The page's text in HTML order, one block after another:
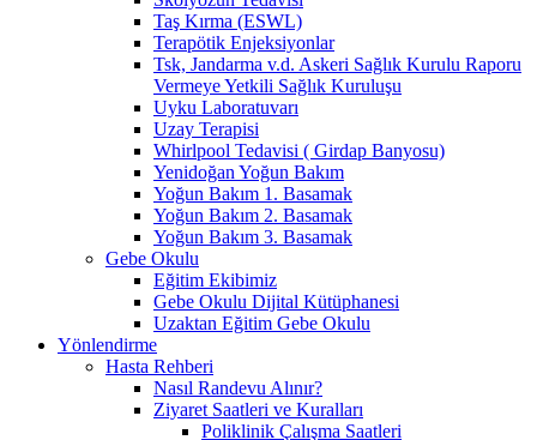
Taş Kırma (ESWL)
Terapötik Enjeksiyonlar
Tsk, Jandarma v.d. Askeri Sağlık Kurulu Raporu
Vermeye Yetkili Sağlık Kuruluşu
Uyku Laboratuvarı
Uzay Terapisi
Whirlpool Tedavisi ( Girdap Banyosu)
Yenidoğan Yoğun Bakım
Yoğun Bakım 1. Basamak
Yoğun Bakım 2. Basamak
Yoğun Bakım 3. Basamak
Gebe Okulu
Eğitim Ekibimiz
Gebe Okulu Dijital Kütüphanesi
Uzaktan Eğitim Gebe Okulu
Yönlendirme
Hasta Rehberi
Nasıl Randevu Alınır?
Ziyaret Saatleri ve Kuralları
Poliklinik Çalışma Saatleri